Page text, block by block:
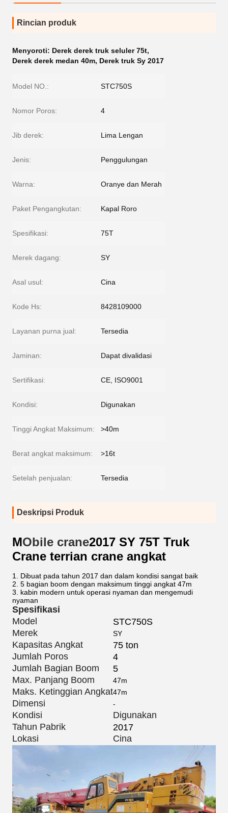
Rincian produk
Menyoroti: Derek derek truk seluler 75t,
Derek derek medan 40m, Derek truk Sy 2017
Model NO.: STC750S
Nomor Poros: 4
Jib derek: Lima Lengan
Jenis: Penggulungan
Warna: Oranye dan Merah
Paket Pengangkutan: Kapal Roro
Spesifikasi: 75T
Merek dagang: SY
Asal usul: Cina
Kode Hs: 8428109000
Layanan purna jual: Tersedia
Jaminan: Dapat divalidasi
Sertifikasi: CE, ISO9001
Kondisi: Digunakan
Tinggi Angkat Maksimum: >40m
Berat angkat maksimum: >16t
Setelah penjualan: Tersedia
Deskripsi Produk
MObile crane2017 SY 75T Truk
Crane terrian crane angkat
1. Dibuat pada tahun 2017 dan dalam kondisi sangat baik
2. 5 bagian boom dengan maksimum tinggi angkat 47m
3. kabin modern untuk operasi nyaman dan mengemudi
nyaman
Spesifikasi
Model
STC750S
Merek
SY
Kapasitas Angkat
75 ton
Jumlah Poros
4
Jumlah Bagian Boom
5
Max. Panjang Boom
47m
Maks. Ketinggian Angkat47m
Dimensi -
Kondisi
Digunakan
Tahun Pabrik
2017
Lokasi
Cina